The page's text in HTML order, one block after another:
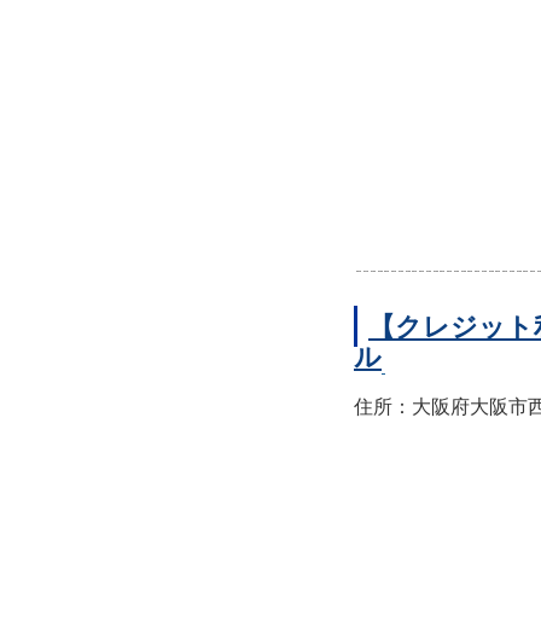
【クレジッ
ル
住所：大阪府大阪市